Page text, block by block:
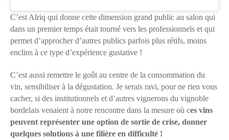
C’est Alriq qui donne cette dimension grand public au salon qui
dans un premier temps était tourné vers les professionnels et qui
permet d’approcher d’autres publics parfois plus rétifs, moins
enclins à ce type d’expérience gustative !
C’est aussi remettre le goût au centre de la consommation du
vin, sensibiliser à la dégustation. Je serais ravi, pour ne rien vous
cacher, si des institutionnels et d’autres vignerons du vignoble
bordelais venaient à notre rencontre dans la mesure où ces vins
peuvent représenter une option de sortie de crise, donner
quelques solutions à une filière en difficulté !